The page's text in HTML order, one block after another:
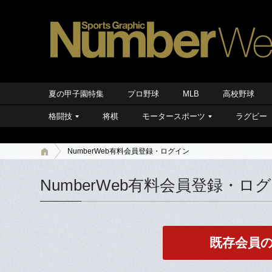
夏の甲子園特集 プロ野球 MLB 高校野球
格闘技 将棋 モータースポーツ ラグビー
NumberWeb有料会員登録・ログイン
NumberWeb有料会員登録・ロ
既存会員